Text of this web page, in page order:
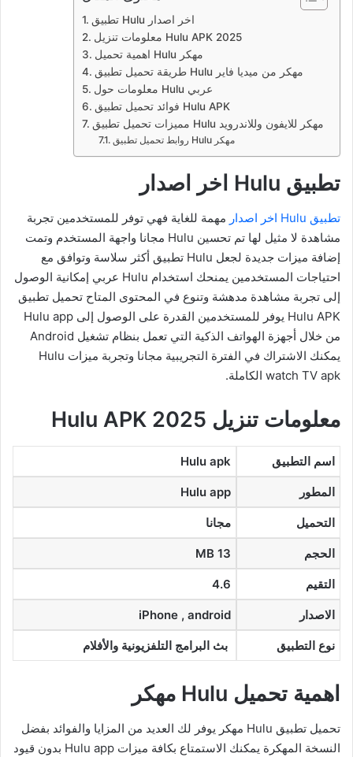
تطبيق Hulu اخر اصدار
معلومات تنزيل Hulu APK 2025
اهمية تحميل Hulu مهكر
طريقة تحميل تطبيق Hulu مهكر من ميديا فاير
معلومات حول Hulu عربي
فوائد تحميل تطبيق Hulu APK
مميزات تحميل تطبيق Hulu مهكر للايفون وللاندرويد
روابط تحميل تطبيق Hulu مهكر
تطبيق Hulu اخر اصدار
تطبيق Hulu اخر اصدار
مهمة للغاية فهي توفر للمستخدمين تجربة
مشاهدة لا مثيل لها تم تحسين Hulu مجانا واجهة المستخدم وتمت
إضافة ميزات جديدة لجعل Hulu تطبيق أكثر سلاسة وتوافق مع
احتياجات المستخدمين يمنحك استخدام Hulu عربي إمكانية الوصول
إلى تجربة مشاهدة مدهشة وتنوع في المحتوى المتاح تحميل تطبيق
Hulu APK يوفر للمستخدمين القدرة على الوصول إلى Hulu app
من خلال أجهزة الهواتف الذكية التي تعمل بنظام تشغيل Android
يمكنك الاشتراك في الفترة التجريبية مجانا وتجربة ميزات Hulu
watch TV apk الكاملة.
معلومات تنزيل Hulu APK 2025
اسم التطبيق Hulu apk
المطور Hulu app
التحميل مجانا
الحجم 13 MB
التقيم 4.6
الاصدار iPhone , android
نوع التطبيق بث البرامج التلفزيونية والأفلام
اهمية تحميل Hulu مهكر
تحميل تطبيق Hulu مهكر يوفر لك العديد من المزايا والفوائد بفضل
النسخة المهكرة يمكنك الاستمتاع بكافة ميزات Hulu app بدون قيود